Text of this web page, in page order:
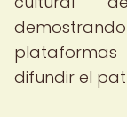
difundir el